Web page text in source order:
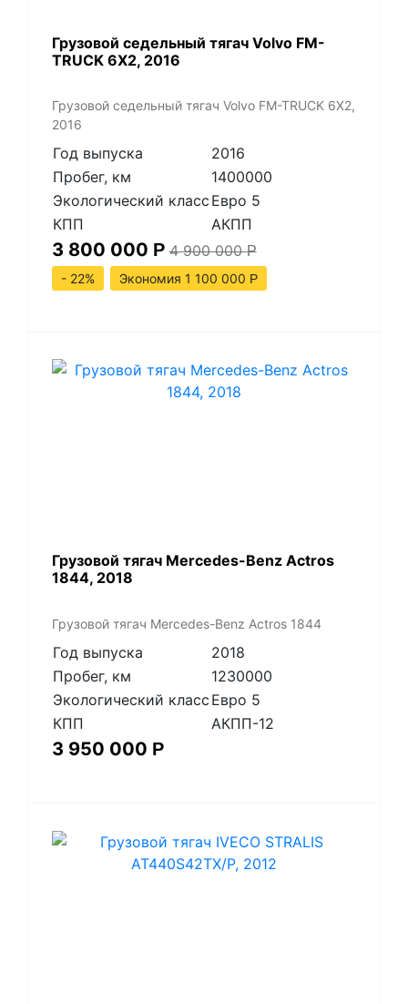
​Грузовой седельный тягач Volvo FM-
TRUCK 6X2, 2016
​Грузовой седельный тягач Volvo FM-TRUCK 6X2,
2016
Год выпуска
2016
Пробег, км
1400000
Экологический класс Евро 5
КПП
АКПП
3 800 000 Р 4 900 000Р
- 22%
Экономия 1 100 000 Р
Грузовой тягач Mercedes-Benz Actros
1844, 2018
Грузовой тягач Mercedes-Benz Actros 1844
Год выпуска
2018
Пробег, км
1230000
Экологический класс Евро 5
КПП
АКПП-12
3 950 000 Р